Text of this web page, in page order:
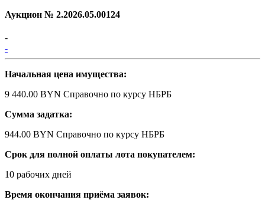
Аукцион № 2.2026.05.00124
-
-
Начальная цена имущества:
9 440.00 BYN Справочно по курсу НБРБ
Сумма задатка:
944.00 BYN Справочно по курсу НБРБ
Срок для полной оплаты лота покупателем:
10 рабочих дней
Время окончания приёма заявок: